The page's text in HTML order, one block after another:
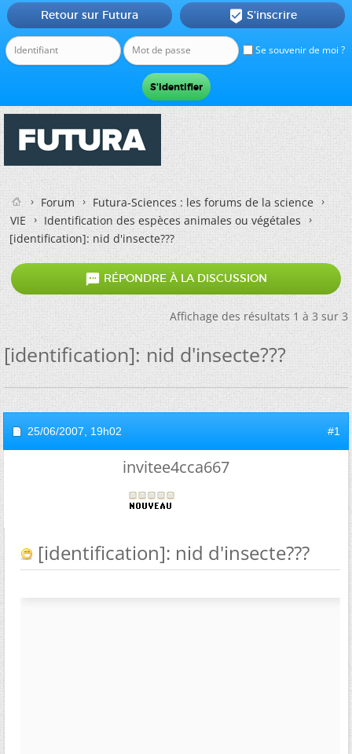
Se souvenir de moi ?
Retour sur Futura  S'inscrire
Forum
Futura-Sciences : les forums de la science
VIE
Identification des espèces animales ou végétales
[identification]: nid d'insecte???
 RÉPONDRE À LA DISCUSSION
Affichage des résultats 1 à 3 sur 3
[identification]: nid d'insecte???
25/06/2007, 19h02 #1
invitee4cca667
[identification]: nid d'insecte???